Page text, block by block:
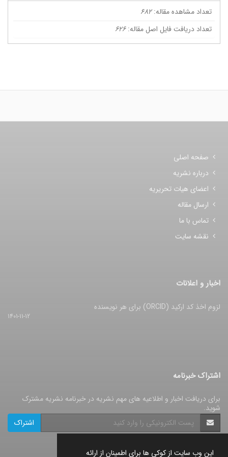
این وب سایت از کوکی ها برای اطمینان از ارائه
تعداد مشاهده مقاله:682
تعداد دریافت فایل اصل مقاله:626
صفحه اصلی
درباره نشریه
اعضای هیات تحریریه
ارسال مقاله
تماس با ما
نقشه سایت
اخبار و اعلانات
لزوم اخذ کد ارکید (ORCID) برای هر نویسنده
1401-11-12
اشتراک خبرنامه
برای دریافت اخبار و اطلاعیه های مهم نشریه در خبرنامه نشریه مشترک
شوید.
اشتراک